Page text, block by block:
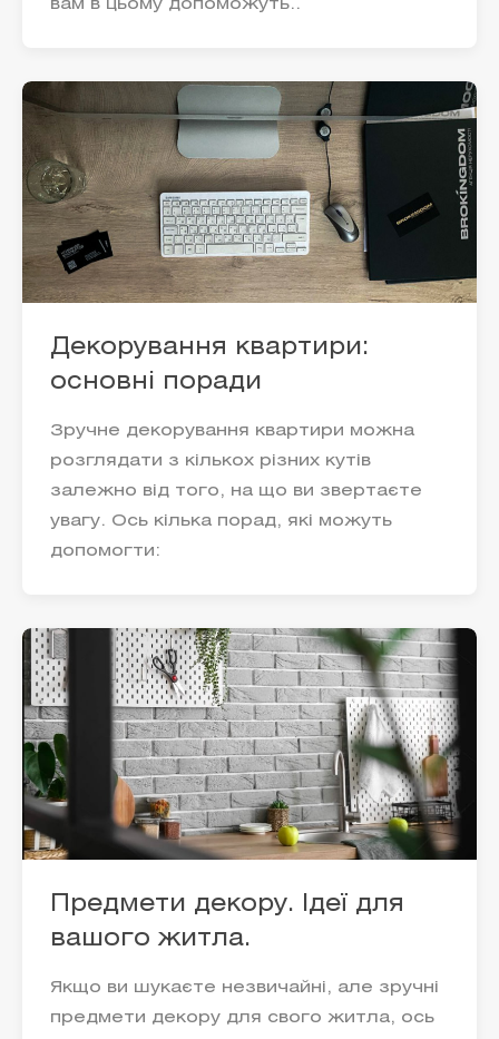
вам в цьому допоможуть..
Декорування квартири:
основні поради
Зручне декорування квартири можна
розглядати з кількох різних кутів
залежно від того, на що ви звертаєте
увагу. Ось кілька порад, які можуть
допомогти:
Предмети декору. Ідеї для
вашого житла.
Якщо ви шукаєте незвичайні, але зручні
предмети декору для свого житла, ось